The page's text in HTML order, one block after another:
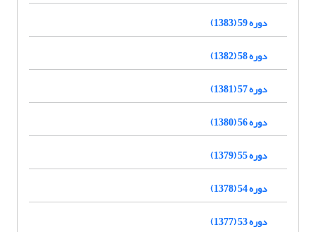
دوره 59 (1383)
دوره 58 (1382)
دوره 57 (1381)
دوره 56 (1380)
دوره 55 (1379)
دوره 54 (1378)
دوره 53 (1377)